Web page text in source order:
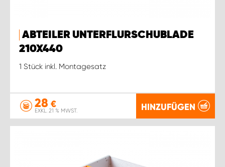
ABTEILER UNTERFLURSCHUBLADE
210X440
1 Stück inkl. Montagesatz
28 €
EXKL. 21 % MWST. HINZUFÜGEN